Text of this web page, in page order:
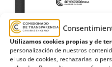
Utilizamos cookies propias y de
personalización de nuestros
el uso de cookies, rechazarlas o